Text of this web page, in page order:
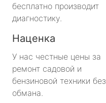
бесплатно производит
диагностику.
Наценка
У нас честные цены за
ремонт садовой и
бензиновой техники без
обмана.